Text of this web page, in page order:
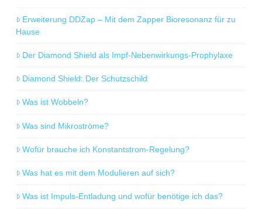
Erweiterung DDZap – Mit dem Zapper Bioresonanz für zu
Hause
Der Diamond Shield als Impf-Nebenwirkungs-Prophylaxe
Diamond Shield: Der Schutzschild
Was ist Wobbeln?
Was sind Mikroströme?
Wofür brauche ich Konstantstrom-Regelung?
Was hat es mit dem Modulieren auf sich?
Was ist Impuls-Entladung und wofür benötige ich das?